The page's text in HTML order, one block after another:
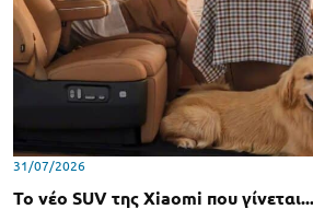
31/07/2026
Το νέο SUV της Xiaomi που